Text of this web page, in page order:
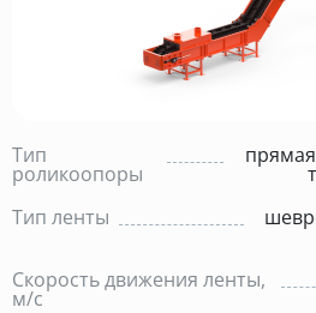
Тип
роликоопоры
Тип ленты
Скорость движения ленты,
м/с